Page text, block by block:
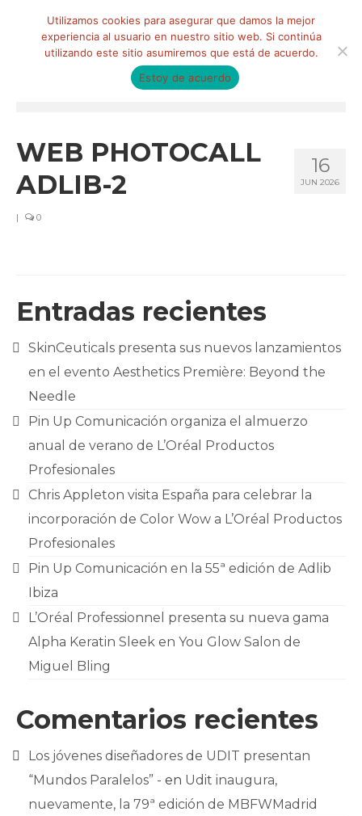
CLIENTES
CONTACTO
16
JUN 2026
WEB PHOTOCALL
ADLIB-2
| 0
Entradas recientes
SkinCeuticals presenta sus nuevos lanzamientos
en el evento Aesthetics Première: Beyond the
Needle
Pin Up Comunicación organiza el almuerzo
anual de verano de L’Oréal Productos
Profesionales
Chris Appleton visita España para celebrar la
incorporación de Color Wow a L’Oréal Productos
Profesionales
Pin Up Comunicación en la 55ª edición de Adlib
Ibiza
L’Oréal Professionnel presenta su nueva gama
Alpha Keratin Sleek en You Glow Salon de
Miguel Bling
Comentarios recientes
Los jóvenes diseñadores de UDIT presentan
“Mundos Paralelos” - en Udit inaugura,
nuevamente, la 79ª edición de MBFWMadrid
Utilizamos cookies para asegurar que damos la mejor
experiencia al usuario en nuestro sitio web. Si continúa
utilizando este sitio asumiremos que está de acuerdo.
Estoy de acuerdo